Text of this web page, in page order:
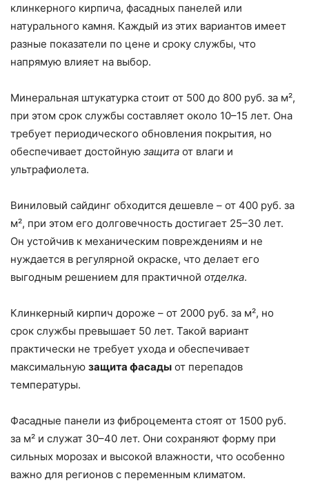
клинкерного кирпича, фасадных панелей или
натурального камня. Каждый из этих вариантов имеет
разные показатели по цене и сроку службы, что
напрямую влияет на выбор.
Минеральная штукатурка стоит от 500 до 800 руб. за м²,
при этом срок службы составляет около 10–15 лет. Она
требует периодического обновления покрытия, но
обеспечивает достойную защита от влаги и
ультрафиолета.
Виниловый сайдинг обходится дешевле – от 400 руб. за
м², при этом его долговечность достигает 25–30 лет.
Он устойчив к механическим повреждениям и не
нуждается в регулярной окраске, что делает его
выгодным решением для практичной отделка.
Клинкерный кирпич дороже – от 2000 руб. за м², но
срок службы превышает 50 лет. Такой вариант
практически не требует ухода и обеспечивает
максимальную защита фасады от перепадов
температуры.
Фасадные панели из фиброцемента стоят от 1500 руб.
за м² и служат 30–40 лет. Они сохраняют форму при
сильных морозах и высокой влажности, что особенно
важно для регионов с переменным климатом.